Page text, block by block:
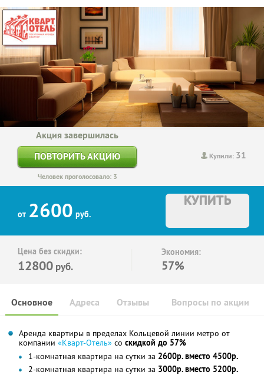
Купили: 31
Акция завершилась
ПОВТОРИТЬ АКЦИЮ
Человек проголосовало: 3
от 2600 руб.
КУПИТЬ
Цена без скидки:
12800 руб.
Экономия:
57%
Основное Отзывы Вопросы по акции
Адреса
Аренда квартиры в пределах Кольцевой линии метро от
компании «Кварт-Отель» со скидкой до 57%
1-комнатная квартира на сутки за 2600р. вместо 4500р.
2-комнатная квартира на сутки за 3000р. вместо 5200р.